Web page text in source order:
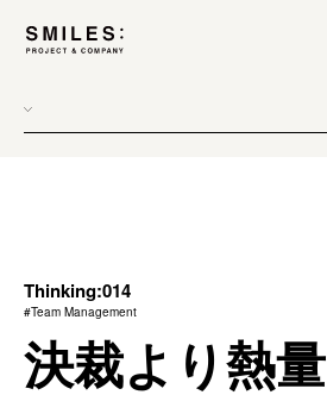
scope
process
team management
Thinking:014
#Team Management
決裁より熱量